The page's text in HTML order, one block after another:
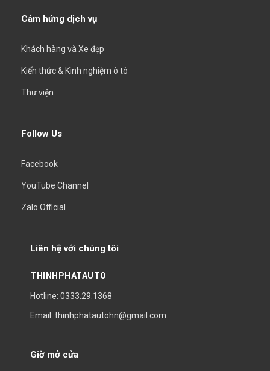
Cảm hứng dịch vụ
Khách hàng và Xe đẹp
Kiến thức & Kinh nghiệm ô tô
Thư viện
Follow Us
Facebook
YouTube Channel
Zalo Official
Liên hệ với chúng tôi
THINHPHATAUTO
Hotline: 0333.29.1368
Email: thinhphatautohn@gmail.com
Giờ mở cửa